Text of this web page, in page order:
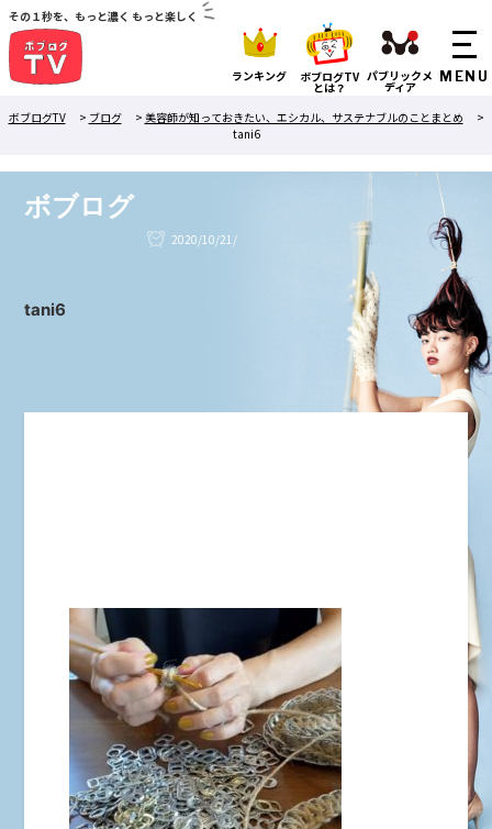
その１秒を、もっと濃く もっと楽しく
ランキング ボブログTV
とは？
パブリックメ
ディア
ボブログTV
> ブログ > 美容師が知っておきたい、エシカル、サステナブルのことまとめ
>
tani6
ボブログ
2020/10/21/
tani6